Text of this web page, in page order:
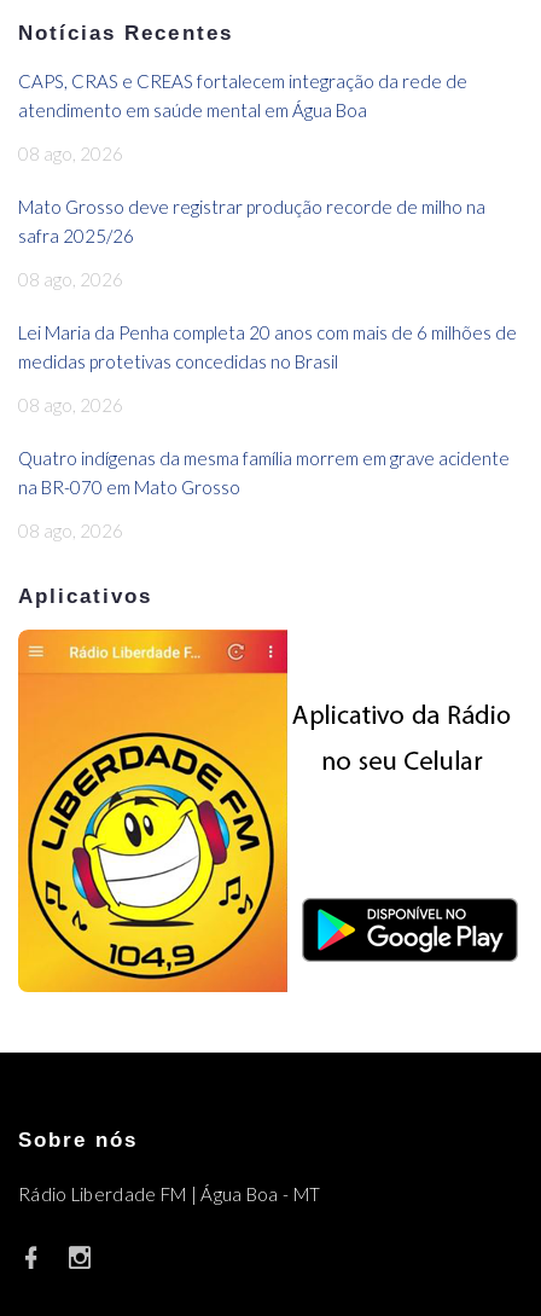
Notícias Recentes
CAPS, CRAS e CREAS fortalecem integração da rede de
atendimento em saúde mental em Água Boa
08 ago, 2026
Mato Grosso deve registrar produção recorde de milho na
safra 2025/26
08 ago, 2026
Lei Maria da Penha completa 20 anos com mais de 6 milhões de
medidas protetivas concedidas no Brasil
08 ago, 2026
Quatro indígenas da mesma família morrem em grave acidente
na BR-070 em Mato Grosso
08 ago, 2026
Aplicativos
Sobre nós
Rádio Liberdade FM | Água Boa - MT